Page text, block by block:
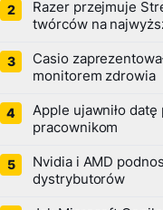
Razer przejmuje
twórców na
Casio
monitorem zdrowia
Apple ujawniło datę
pracownikom
Nvidia i AMD
dystrybutorów